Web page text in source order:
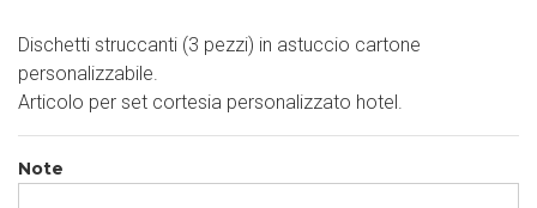
Dischetti struccanti (3 pezzi) in astuccio cartone
personalizzabile.
Articolo per set cortesia personalizzato hotel.
Note